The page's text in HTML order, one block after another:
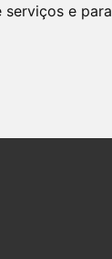
serviços e para